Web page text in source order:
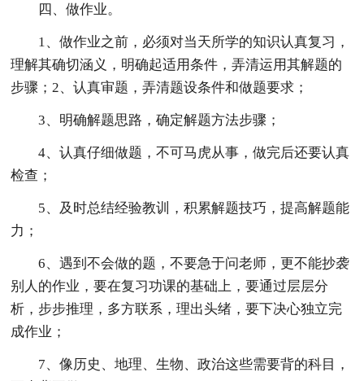
四、做作业。
1、做作业之前，必须对当天所学的知识认真复习，
理解其确切涵义，明确起适用条件，弄清运用其解题的
步骤；2、认真审题，弄清题设条件和做题要求；
3、明确解题思路，确定解题方法步骤；
4、认真仔细做题，不可马虎从事，做完后还要认真
检查；
5、及时总结经验教训，积累解题技巧，提高解题能
力；
6、遇到不会做的题，不要急于问老师，更不能抄袭
别人的作业，要在复习功课的基础上，要通过层层分
析，步步推理，多方联系，理出头绪，要下决心独立完
成作业；
7、像历史、地理、生物、政治这些需要背的科目，